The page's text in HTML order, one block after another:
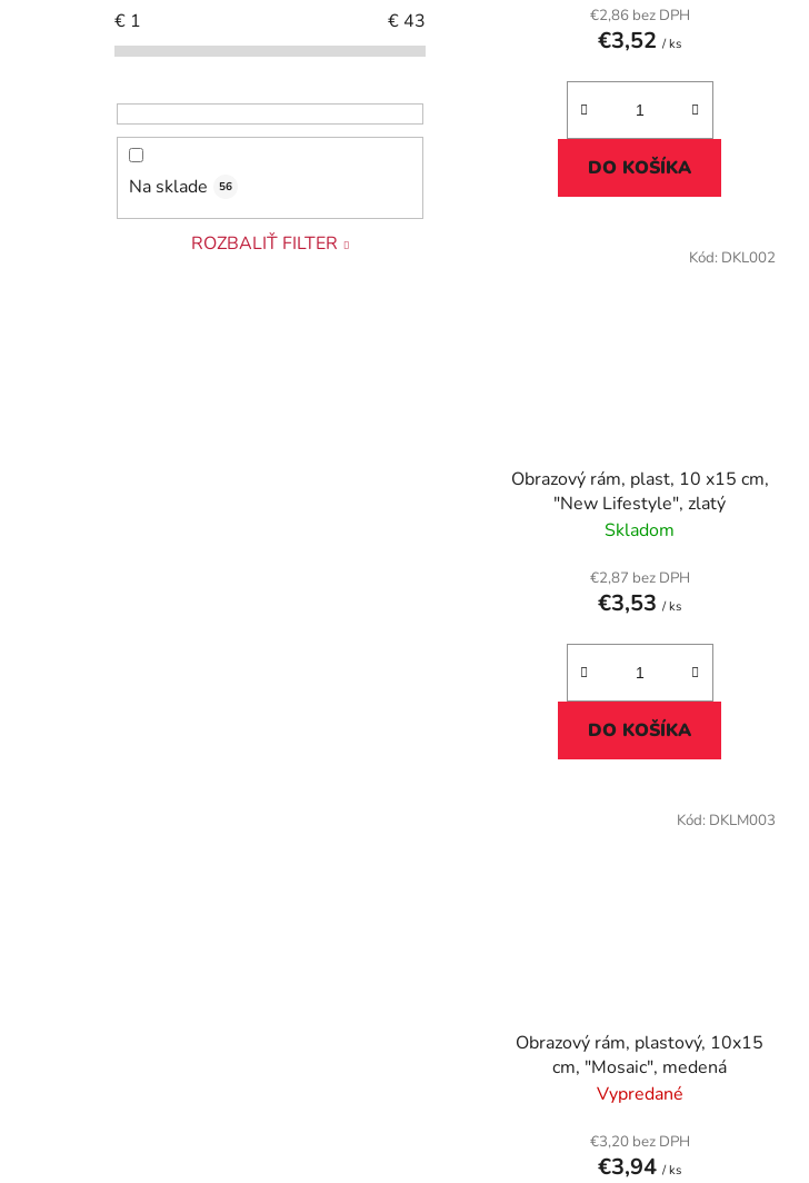
€ 1 € 43
Na sklade 56
ROZBALIŤ FILTER
€2,86 bez DPH
€3,52/ ks
DO KOŠÍKA
Obrazový rám, plast, 10 x15 cm,
"New Lifestyle", zlatý
Skladom
€2,87 bez DPH
€3,53/ ks
DO KOŠÍKA
Kód: DKL002
Obrazový rám, plastový, 10x15
cm, "Mosaic", medená
Vypredané
€3,20 bez DPH
€3,94/ ks
Kód: DKLM003